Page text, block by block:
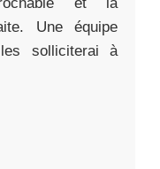
Une équipe
solliciterai à